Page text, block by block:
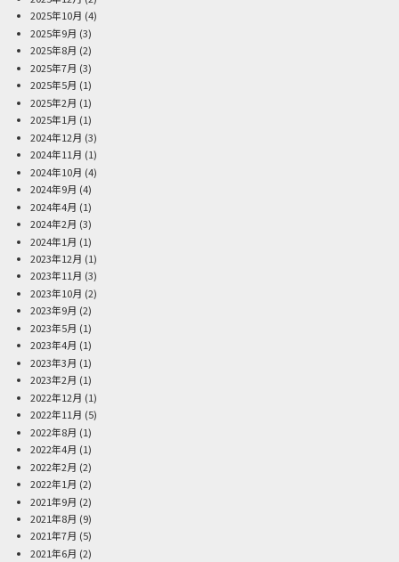
2025年10月 (4)
2025年9月 (3)
2025年8月 (2)
2025年7月 (3)
2025年5月 (1)
2025年2月 (1)
2025年1月 (1)
2024年12月 (3)
2024年11月 (1)
2024年10月 (4)
2024年9月 (4)
2024年4月 (1)
2024年2月 (3)
2024年1月 (1)
2023年12月 (1)
2023年11月 (3)
2023年10月 (2)
2023年9月 (2)
2023年5月 (1)
2023年4月 (1)
2023年3月 (1)
2023年2月 (1)
2022年12月 (1)
2022年11月 (5)
2022年8月 (1)
2022年4月 (1)
2022年2月 (2)
2022年1月 (2)
2021年9月 (2)
2021年8月 (9)
2021年7月 (5)
2021年6月 (2)